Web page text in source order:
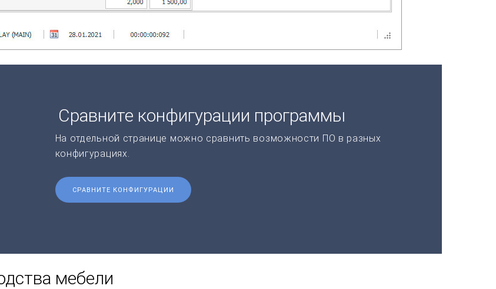
Сравните конфигурации программы
На отдельной странице можно сравнить возможности ПО в разных
конфигурациях.
СРАВНИТЕ КОНФИГУРАЦИИ
мебели